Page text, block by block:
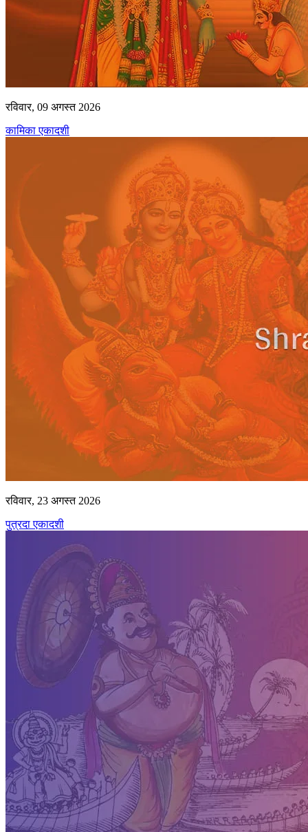
रविवार, 09 अगस्त 2026
कामिका एकादशी
रविवार, 23 अगस्त 2026
पुत्रदा एकादशी